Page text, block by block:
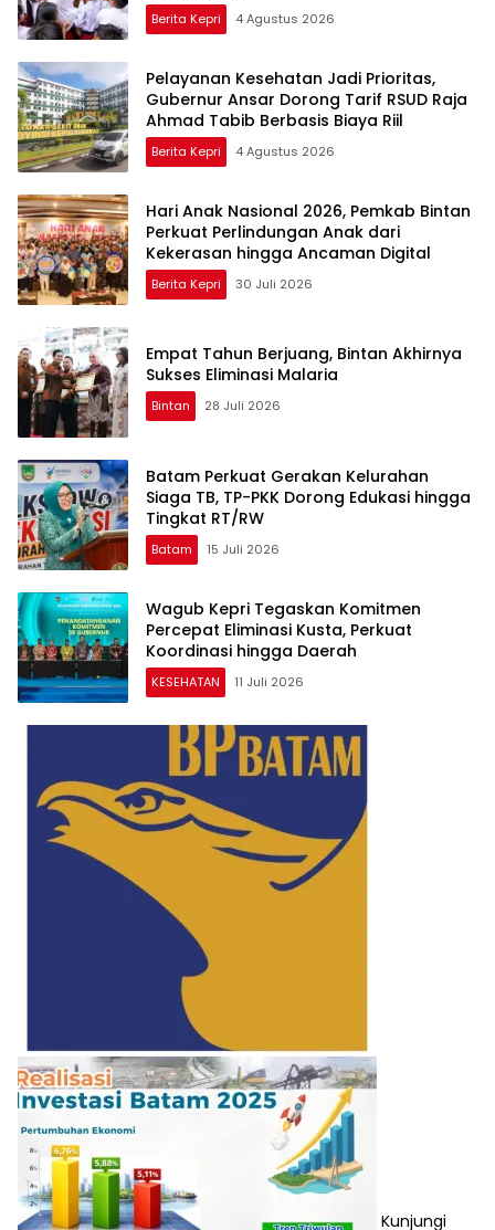
Berita Kepri 4 Agustus 2026
Pelayanan Kesehatan Jadi Prioritas,
Gubernur Ansar Dorong Tarif RSUD Raja
Ahmad Tabib Berbasis Biaya Riil
Berita Kepri 4 Agustus 2026
Hari Anak Nasional 2026, Pemkab Bintan
Perkuat Perlindungan Anak dari
Kekerasan hingga Ancaman Digital
Berita Kepri 30 Juli 2026
Empat Tahun Berjuang, Bintan Akhirnya
Sukses Eliminasi Malaria
Bintan 28 Juli 2026
Batam Perkuat Gerakan Kelurahan
Siaga TB, TP-PKK Dorong Edukasi hingga
Tingkat RT/RW
Batam 15 Juli 2026
Wagub Kepri Tegaskan Komitmen
Percepat Eliminasi Kusta, Perkuat
Koordinasi hingga Daerah
KESEHATAN 11 Juli 2026
Kunjungi